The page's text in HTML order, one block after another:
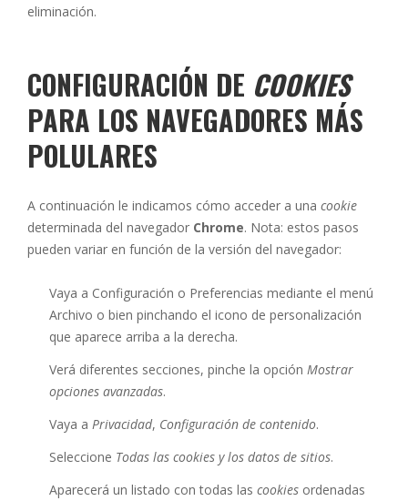
eliminación.
CONFIGURACIÓN DE COOKIES
PARA LOS NAVEGADORES MÁS
POLULARES
A continuación le indicamos cómo acceder a una cookie
determinada del navegador Chrome. Nota: estos pasos
pueden variar en función de la versión del navegador:
Vaya a Configuración o Preferencias mediante el menú
Archivo o bien pinchando el icono de personalización
que aparece arriba a la derecha.
Verá diferentes secciones, pinche la opción Mostrar
opciones avanzadas.
Vaya a Privacidad, Configuración de contenido.
Seleccione Todas las cookies y los datos de sitios.
Aparecerá un listado con todas las cookies ordenadas